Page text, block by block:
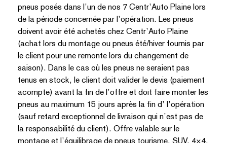
pneus posés dans l’un de nos 7 Centr’Auto Plaine lors
de la période concernée par l’opération. Les pneus
doivent avoir été achetés chez Centr’Auto Plaine
(achat lors du montage ou pneus été/hiver fournis par
le client pour une remonte lors du changement de
saison). Dans le cas où les pneus ne seraient pas
tenus en stock, le client doit valider le devis (paiement
acompte) avant la fin de l’offre et doit faire monter les
pneus au maximum 15 jours après la fin d’ l’opération
(sauf retard exceptionnel de livraison qui n’est pas de
la responsabilité du client). Offre valable sur le